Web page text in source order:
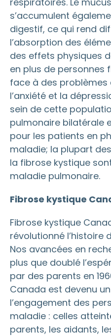
s’accumulent
digestif, ce qui rend
l’absorption des
des effets physiques
en plus de
face à des problèmes
l’anxiété et la
sein de cette
pulmonaire bilatérale
pour les patients en
maladie; la plupart
la fibrose kystique
maladie pulmonaire.
Fibrose kystique
Fibrose kystique
révolutionné l’histoire
Nos avancées en
plus que doublé
par des parents en
Canada est devenu
l’engagement des
maladie : celles
parents, les aidants,